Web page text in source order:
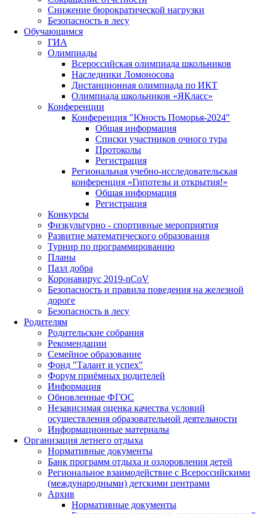
Снижение бюрократической нагрузки
Безопасность в лесу
Обучающимся
ГИА
Олимпиады
Всероссийская олимпиада школьников
Наследники Ломоносова
Дистанционная олимпиада по ИКТ
Олимпиада школьников «ЯКласс»
Конференции
Конференция "Юность Поморья-2024"
Общая информация
Списки участников очного тура
Протоколы
Регистрация
Региональная учебно-исследовательская
конференция «Гипотезы и открытия!»
Общая информация
Регистрация
Конкурсы
Физкультурно - спортивные мероприятия
Развитие математического образования
Турнир по программированию
Планы
Пазл добра
Коронавирус 2019-nCoV
Безопасность и правила поведения на железной
дороге
Безопасность в лесу
Родителям
Родительские собрания
Рекомендации
Семейное образование
Фонд "Талант и успех"
Форум приёмных родителей
Информация
Обновленные ФГОС
Независимая оценка качества условий
осуществления образовательной деятельности
Информационные материалы
Организация летнего отдыха
Нормативные документы
Банк программ отдыха и оздоровления детей
Региональное взаимодействие с Всероссийскими
(международными) детскими центрами
Архив
Нормативные документы